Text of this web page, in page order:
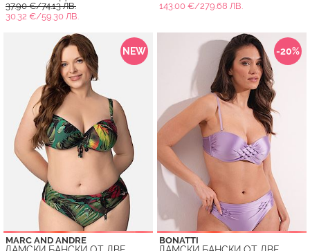
37.90 €/74.13 ЛВ.
30.32 €/59.30 ЛВ.
143.00 €/279.68 ЛВ.
NEW
MARC AND ANDRE
-20%
BONATTI